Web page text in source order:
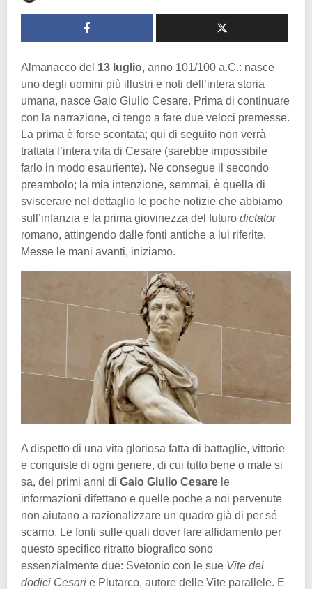
Almanacco del 13 luglio, anno 101/100 a.C.: nasce
uno degli uomini più illustri e noti dell’intera storia
umana, nasce Gaio Giulio Cesare. Prima di continuare
con la narrazione, ci tengo a fare due veloci premesse.
La prima è forse scontata; qui di seguito non verrà
trattata l’intera vita di Cesare (sarebbe impossibile
farlo in modo esauriente). Ne consegue il secondo
preambolo; la mia intenzione, semmai, è quella di
sviscerare nel dettaglio le poche notizie che abbiamo
sull’infanzia e la prima giovinezza del futuro dictator
romano, attingendo dalle fonti antiche a lui riferite.
Messe le mani avanti, iniziamo.
A dispetto di una vita gloriosa fatta di battaglie, vittorie
e conquiste di ogni genere, di cui tutto bene o male si
sa, dei primi anni di Gaio Giulio Cesare le
informazioni difettano e quelle poche a noi pervenute
non aiutano a razionalizzare un quadro già di per sé
scarno. Le fonti sulle quali dover fare affidamento per
questo specifico ritratto biografico sono
essenzialmente due: Svetonio con le sue Vite dei
dodici Cesari e Plutarco, autore delle Vite parallele. E